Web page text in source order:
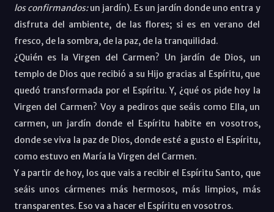
los confirmandos:un jardín). Es un jardín donde uno entra y
disfruta del ambiente, de las flores; si es en verano del
fresco, de la sombra, de la paz, de la tranquilidad.
¿Quién es la Virgen del Carmen? Un jardín de Dios, un
templo de Dios que recibió a su Hijo gracias al Espíritu, que
quedó transformada por el Espíritu. Y, ¿qué os pide hoy la
Virgen del Carmen? Voy a pediros que seáis como Ella, un
carmen, un jardín donde el Espíritu habite en vosotros,
donde se viva la paz de Dios, donde esté a gusto el Espíritu,
como estuvo en María la Virgen del Carmen.
Y a partir de hoy, los que vais a recibir el Espíritu Santo, que
seáis unos cármenes más hermosos, más limpios, más
transparentes. Eso va a hacer el Espíritu en vosotros.